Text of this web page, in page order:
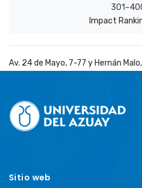
Impact
Av. 24 de Mayo, 7-77 y Hernán
Footer
Sitio web